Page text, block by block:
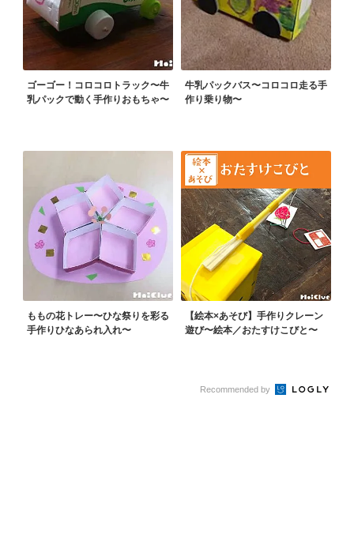
ゴーゴー！コロコロトラック〜牛
乳パックで動く手作りおもちゃ〜
牛乳パックバス〜コロコロ走る手
作り乗り物〜
ももの花トレー〜ひな祭りを彩る
手作りひなあられ入れ〜
【絵本×あそび】手作りクレーン
遊び〜絵本／おたすけこびと〜
Recommended by